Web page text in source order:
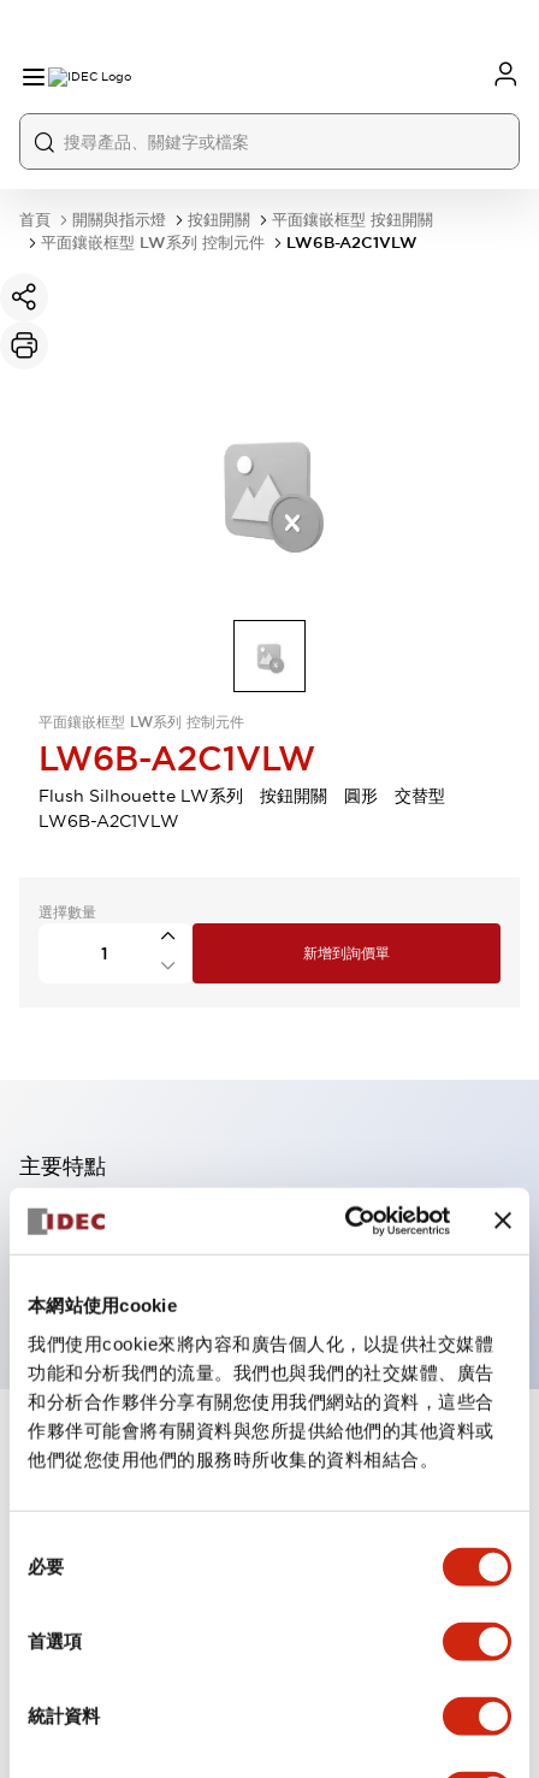
本網站使用cookie
我們使用cookie來將內容和廣告個人化，以提供社交媒體
功能和分析我們的流量。我們也與我們的社交媒體、廣告
和分析合作夥伴分享有關您使用我們網站的資料，這些合
作夥伴可能會將有關資料與您所提供給他們的其他資料或
他們從您使用他們的服務時所收集的資料相結合。
必要
首選項
統計資料
首頁 開關與指示燈 按鈕開關
平面鑲嵌框型 按鈕開關
平面鑲嵌框型 LW系列 控制元件
LW6B-A2C1VLW
平面鑲嵌框型 LW系列 控制元件
LW6B-A2C1VLW
Flush Silhouette LW系列 按鈕開關 圓形 交替型
LW6B-A2C1VLW
選擇數量
新增到詢價單
主要特點
可進行集合密著安裝
附鎖選擇開關採用高安全性的彈子鎖結構
防護結構為IP65（IEC60529）
規格
環境規範
機械規格